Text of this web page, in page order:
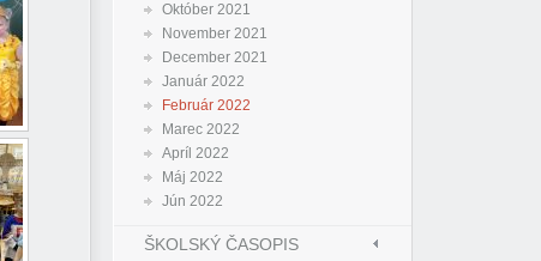
Október 2021
November 2021
December 2021
Január 2022
Február 2022
Marec 2022
Apríl 2022
Máj 2022
Jún 2022
ŠKOLSKÝ ČASOPIS